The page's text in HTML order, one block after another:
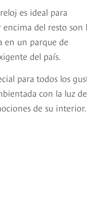
es ideal para
del resto son
en un parque de
del país.
para todos los
con la luz de
de su interior.